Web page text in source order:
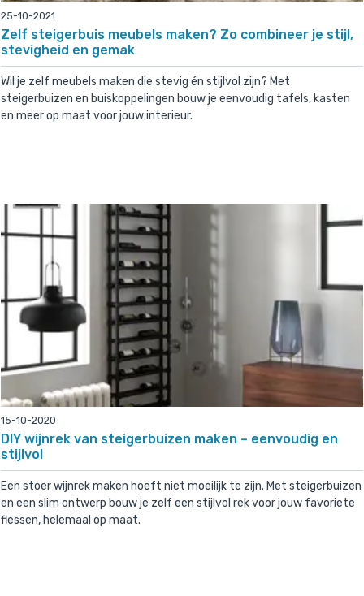
25-10-2021
Zelf steigerbuis meubels maken? Zo combineer je stijl,
stevigheid en gemak
Wil je zelf meubels maken die stevig én stijlvol zijn? Met
steigerbuizen en buiskoppelingen bouw je eenvoudig tafels, kasten
en meer op maat voor jouw interieur.
15-10-2020
DIY wijnrek van steigerbuizen maken – eenvoudig en
stijlvol
Een stoer wijnrek maken hoeft niet moeilijk te zijn. Met steigerbuizen
en een slim ontwerp bouw je zelf een stijlvol rek voor jouw favoriete
flessen, helemaal op maat.